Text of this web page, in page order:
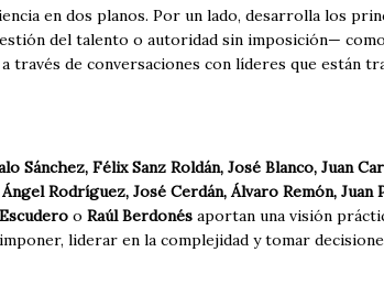
en dos planos. Por un lado, desarrolla los
del talento o autoridad sin imposición—
través de conversaciones con líderes que están
Sánchez, Félix Sanz Roldán, José Blanco, Juan
Rodríguez, José Cerdán, Álvaro Remón,
o Raúl Berdonés aportan una visión
liderar en la complejidad y tomar